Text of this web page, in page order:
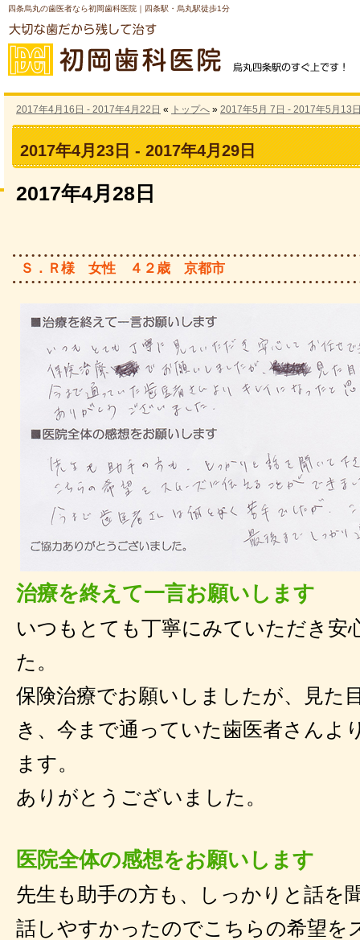
2017年4月23日 - 2017年4月29日
四条烏丸の歯医者なら初岡歯科医院｜四条駅・烏丸駅徒歩1分
2017年4月16日 - 2017年4月22日 « トップへ » 2017年5月 7日 - 2017年5月13
2017年4月28日
Ｓ．Ｒ様 女性 ４２歳 京都市
治療を終えて一言お願いします
いつもとても丁寧にみていただき安
た。
保険治療でお願いしましたが、見た
き、今まで通っていた歯医者さんよ
ます。
ありがとうございました。
医院全体の感想をお願いします
先生も助手の方も、しっかりと話を
話しやすかったのでこちらの希望を